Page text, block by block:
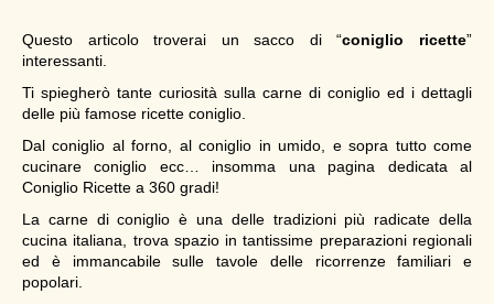
Questo articolo troverai un sacco di “coniglio ricette”
interessanti.
Ti spiegherò tante curiosità sulla carne di coniglio ed i dettagli
delle più famose ricette coniglio.
Dal coniglio al forno, al coniglio in umido, e sopra tutto come
cucinare coniglio ecc… insomma una pagina dedicata al
Coniglio Ricette a 360 gradi!
La carne di coniglio è una delle tradizioni più radicate della
cucina italiana, trova spazio in tantissime preparazioni regionali
ed è immancabile sulle tavole delle ricorrenze familiari e
popolari.